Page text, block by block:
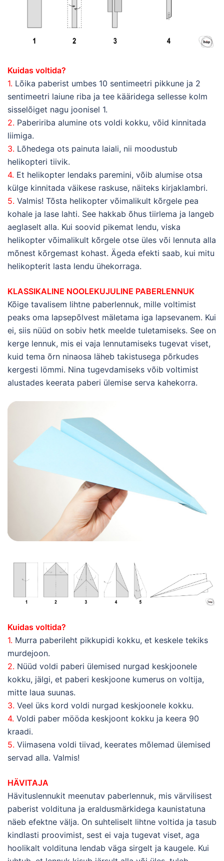
Kuidas voltida?
1. Lõika paberist umbes 10 sentimeetri pikkune ja 2
sentimeetri laiune riba ja tee kääridega sellesse kolm
sisselõiget nagu joonisel 1.
2. Pabeririba alumine ots voldi kokku, võid kinnitada
liimiga.
3. Lõhedega ots painuta laiali, nii moodustub
helikopteri tiivik.
4. Et helikopter lendaks paremini, võib alumise otsa
külge kinnitada väikese raskuse, näiteks kirjaklambri.
5. Valmis! Tõsta helikopter võimalikult kõrgele pea
kohale ja lase lahti. See hakkab õhus tiirlema ja langeb
aeglaselt alla. Kui soovid pikemat lendu, viska
helikopter võimalikult kõrgele otse üles või lennuta alla
mõnest kõrgemast kohast. Ägeda efekti saab, kui mitu
helikopterit lasta lendu ühekorraga.
KLASSIKALINE NOOLEKUJULINE PABERLENNUK
Kõige tavalisem lihtne paberlennuk, mille voltimist
peaks oma lapsepõlvest mäletama iga lapsevanem. Kui
ei, siis nüüd on sobiv hetk meelde tuletamiseks. See on
kerge lennuk, mis ei vaja lennutamiseks tugevat viset,
kuid tema õrn ninaosa läheb takistusega põrkudes
kergesti lömmi. Nina tugevdamiseks võib voltimist
alustades keerata paberi ülemise serva kahekorra.
Kuidas voltida?
1. Murra paberileht pikkupidi kokku, et keskele tekiks
murdejoon.
2. Nüüd voldi paberi ülemised nurgad keskjoonele
kokku, jälgi, et paberi keskjoone kumerus on voltija,
mitte laua suunas.
3. Veel üks kord voldi nurgad keskjoonele kokku.
4. Voldi paber mööda keskjoont kokku ja keera 90
kraadi.
5. Viimasena voldi tiivad, keerates mõlemad ülemised
servad alla. Valmis!
HÄVITAJA
Hävituslennukit meenutav paberlennuk, mis värvilisest
paberist voldituna ja eraldusmärkidega kaunistatuna
näeb efektne välja. On suhteliselt lihtne voltida ja tasub
kindlasti proovimist, sest ei vaja tugevat viset, aga
hoolikalt voldituna lendab väga sirgelt ja kaugele. Kui